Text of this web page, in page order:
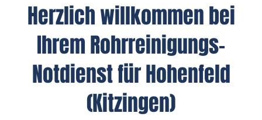
Herzlich willkommen bei
Ihrem Rohrreinigungs-
Notdienst für Hohenfeld
(Kitzingen)